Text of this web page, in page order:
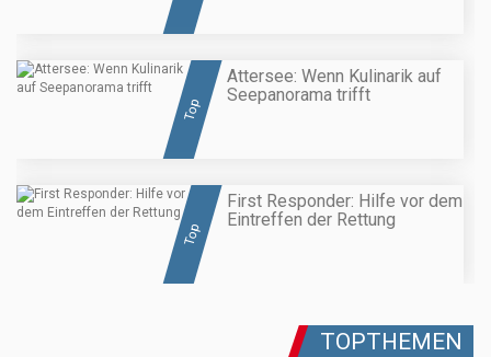
Top
Attersee: Wenn Kulinarik auf
Seepanorama trifft
Top
First Responder: Hilfe vor dem
Eintreffen der Rettung
TOPTHEMEN